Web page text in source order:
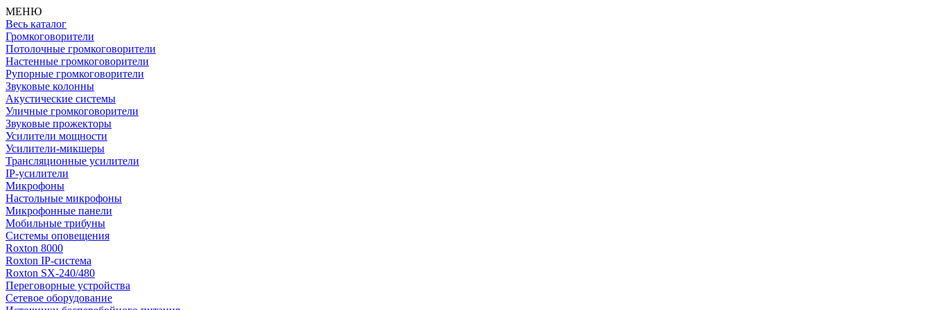
МЕНЮ
Весь каталог
Громкоговорители
Потолочные громкоговорители
Настенные громкоговорители
Рупорные громкоговорители
Звуковые колонны
Акустические системы
Уличные громкоговорители
Звуковые прожекторы
Усилители мощности
Усилители-микшеры
Трансляционные усилители
IP-усилители
Микрофоны
Настольные микрофоны
Микрофонные панели
Мобильные трибуны
Системы оповещения
Roxton 8000
Roxton IP-система
Roxton SX-240/480
Переговорные устройства
Сетевое оборудование